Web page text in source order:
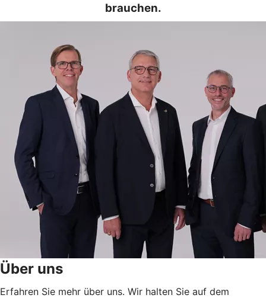
brauchen.
Über uns
Erfahren Sie mehr über uns. Wir halten Sie auf dem